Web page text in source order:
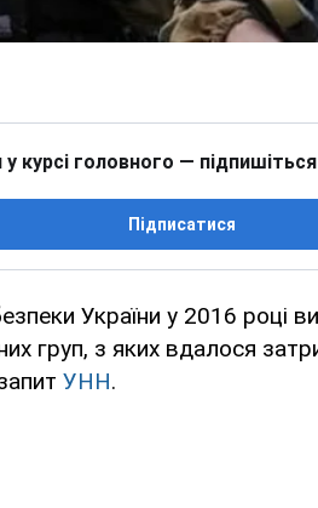
курсі головного —
Підписатися
України у 2016 році
груп, з яких вдалося
УНН.